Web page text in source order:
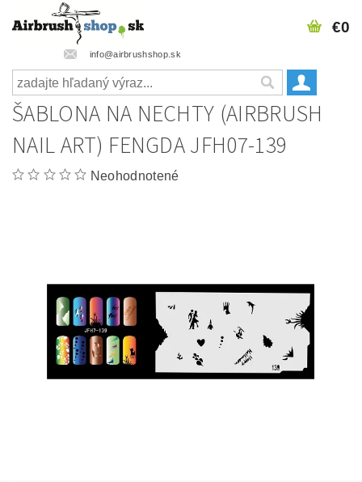
info@airbrushshop.sk
€0
ŠABLONA NA NECHTY (AIRBRUSH
NAIL ART) FENGDA JFH07-139
Neohodnotené